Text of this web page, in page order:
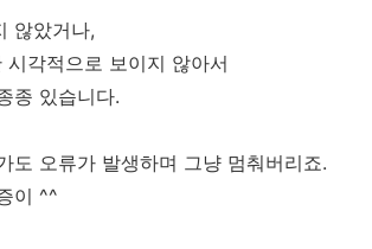
않았거나,
각적으로 보이지 않아서
종 있습니다.
도 오류가 발생하며 그냥 멈춰버리죠.
이 ^^